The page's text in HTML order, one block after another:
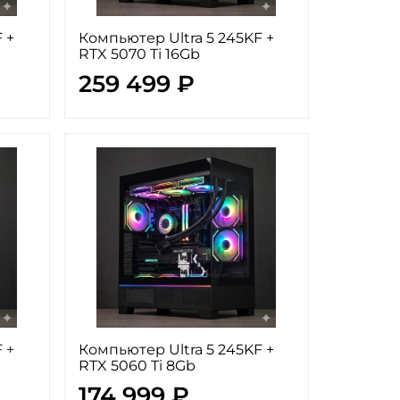
+
Компьютер Ultra 5 245KF +
RTX 5070 Ti 16Gb
259 499 ₽
+
Компьютер Ultra 5 245KF +
RTX 5060 Ti 8Gb